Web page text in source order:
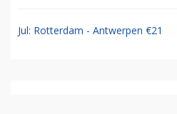
Jul: Rotterdam - Antwerpen €21